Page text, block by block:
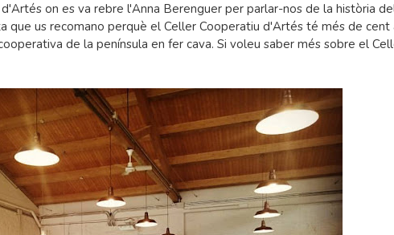
on es va rebre l'Anna Berenguer per parlar-nos de la història
que us recomano perquè el Celler Cooperatiu d'Artés té més de cent
de la península en fer cava. Si voleu saber més sobre el